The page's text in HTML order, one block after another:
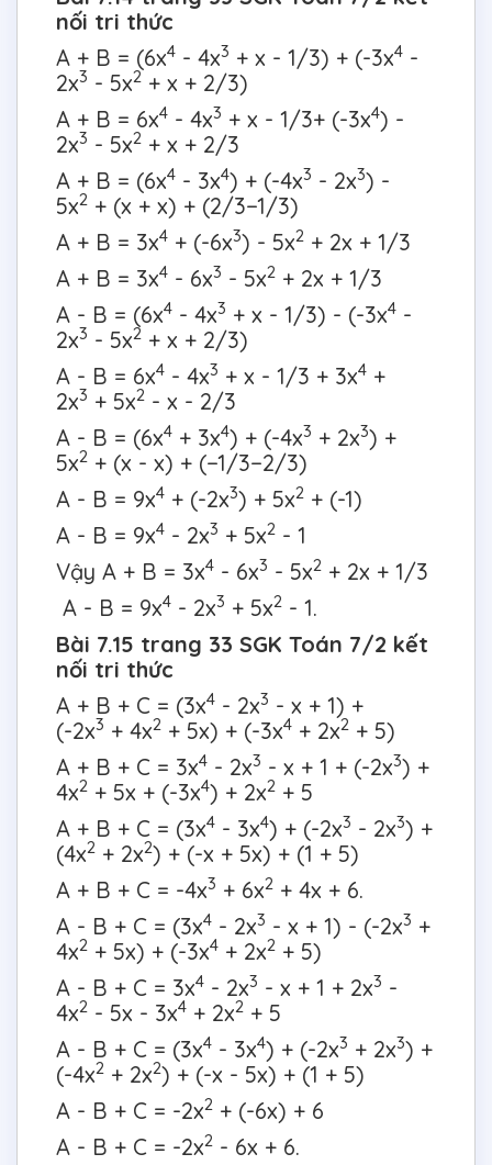
nối tri thức
A + B = (6x4 - 4x3 + x - 1/3) + (-3x4 -
2x3 - 5x2 + x + 2/3)
A + B = 6x4 - 4x3 + x - 1/3+ (-3x4) -
2x3 - 5x2 + x + 2/3
A + B = (6x4 - 3x4) + (-4x3 - 2x3) -
5x2 + (x + x) + (2/3−1/3)
A + B = 3x4 + (-6x3) - 5x2 + 2x + 1/3
A + B = 3x4 - 6x3 - 5x2 + 2x + 1/3
A - B = (6x4 - 4x3 + x - 1/3) - (-3x4 -
2x3 - 5x2 + x + 2/3)
A - B = 6x4 - 4x3 + x - 1/3 + 3x4 +
2x3 + 5x2 - x - 2/3
A - B = (6x4 + 3x4) + (-4x3 + 2x3) +
5x2 + (x - x) + (−1/3−2/3)
A - B = 9x4 + (-2x3) + 5x2 + (-1)
A - B = 9x4 - 2x3 + 5x2 - 1
Vậy A + B = 3x4 - 6x3 - 5x2 + 2x + 1/3
A - B = 9x4 - 2x3 + 5x2 - 1.
Bài 7.15 trang 33 SGK Toán 7/2 kết
nối tri thức
A + B + C = (3x4 - 2x3 - x + 1) +
(-2x3 + 4x2 + 5x) + (-3x4 + 2x2 + 5)
A + B + C = 3x4 - 2x3 - x + 1 + (-2x3) +
4x2 + 5x + (-3x4) + 2x2 + 5
A + B + C = (3x4 - 3x4) + (-2x3 - 2x3) +
(4x2 + 2x2) + (-x + 5x) + (1 + 5)
A + B + C = -4x3 + 6x2 + 4x + 6.
A - B + C = (3x4 - 2x3 - x + 1) - (-2x3 +
4x2 + 5x) + (-3x4 + 2x2 + 5)
A - B + C = 3x4 - 2x3 - x + 1 + 2x3 -
4x2 - 5x - 3x4 + 2x2 + 5
A - B + C = (3x4 - 3x4) + (-2x3 + 2x3) +
(-4x2 + 2x2) + (-x - 5x) + (1 + 5)
A - B + C = -2x2 + (-6x) + 6
A - B + C = -2x2 - 6x + 6.